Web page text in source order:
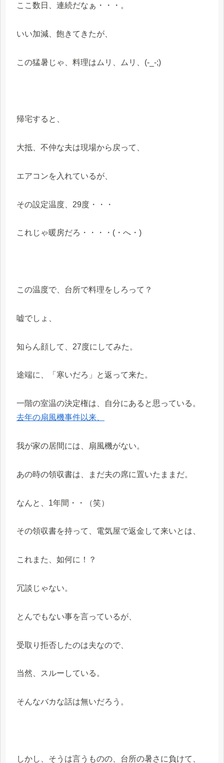
ここ数日、連続だなぁ・・・。
いい加減、飽きてきたが、
この猛暑じゃ、料理はムリ、ムリ、(-_-;)
帰宅すると、
大抵、不仲な夫は現場から戻って、
エアコンを入れているが、
その設定温度、29度・・・
これじゃ暖房だろ・・・・(・へ・)
この温度で、台所で料理をしろって？
嘘でしょ、
知らん顔して、27度にしてみた。
途端に、「寒いだろ」と返って来た。
一階の室温の決定権は、自分にあると思っている。
去年の扇風機事件以来、
我が家の居間には、扇風機がない。
あの時の領収書は、まだ夫の席に置いたままだ。
なんと、1年間・・（笑）
その領収書を持って、電気屋で返金して来いとは、
これまた、如何に！？
冗談じゃない。
とんでもない事を言っているが、
受取り拒否したのは夫なので、
当然、スルーしている。
そんなバカな話は無いだろう。
しかし、そうは言うものの、台所の暑さに負けて、